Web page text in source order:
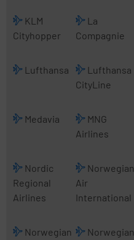
KLM
Cityhopper
La
Compagnie
Lufthansa
Lufthansa
CityLine
Medavia
MNG
Airlines
Nordic
Regional
Airlines
Norwegian
Air
International
Norwegian
Norwegian